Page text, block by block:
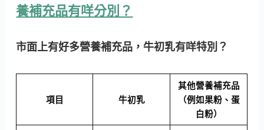
養補充品有咩分別？
市面上有好多營養補充品，牛初乳有咩特別？
項目 牛初乳
其他營養補充品
（例如果粉、蛋
白粉）